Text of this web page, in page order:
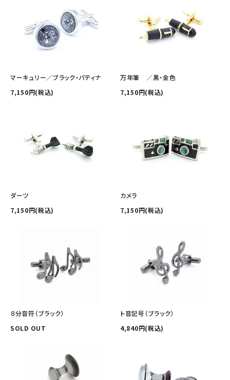
カフス相談室
マーキュリー／ブラック・パティナ
7,150円(税込)
万年筆 ／黒・金色
7,150円(税込)
ダーツ
7,150円(税込)
カメラ
7,150円(税込)
８分音符（ブラック）
SOLD OUT
ト音記号（ブラック）
4,840円(税込)